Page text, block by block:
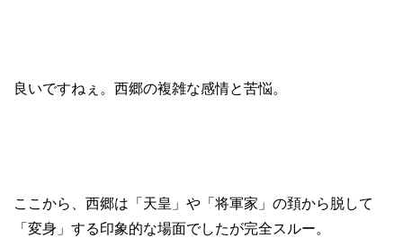
良いですねぇ。西郷の複雑な感情と苦悩。
ここから、西郷は「天皇」や「将軍家」の頚から脱して
「変身」する印象的な場面でしたが完全スルー。